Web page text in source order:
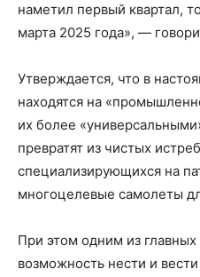
наметил первый квартал,
марта 2025 года», —
Утверждается, что в
находятся на
их более
превратят из чистых
специализирующихся на
многоцелевые самолеты
При этом одним из
возможность нести и